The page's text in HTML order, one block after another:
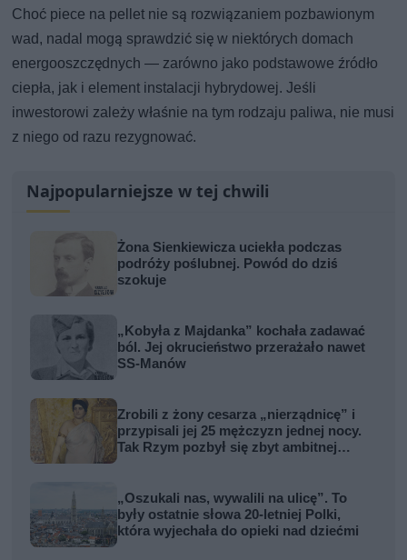
Choć piece na pellet nie są rozwiązaniem pozbawionym
wad, nadal mogą sprawdzić się w niektórych domach
energooszczędnych — zarówno jako podstawowe źródło
ciepła, jak i element instalacji hybrydowej. Jeśli
inwestorowi zależy właśnie na tym rodzaju paliwa, nie musi
z niego od razu rezygnować.
Najpopularniejsze w tej chwili
Żona Sienkiewicza uciekła podczas
podróży poślubnej. Powód do dziś
szokuje
„Kobyła z Majdanka” kochała zadawać
ból. Jej okrucieństwo przerażało nawet
SS-Manów
Zrobili z żony cesarza „nierządnicę” i
przypisali jej 25 mężczyzn jednej nocy.
Tak Rzym pozbył się zbyt ambitnej
„Oszukali nas, wywalili na ulicę”. To
były ostatnie słowa 20-letniej Polki,
która wyjechała do opieki nad dziećmi